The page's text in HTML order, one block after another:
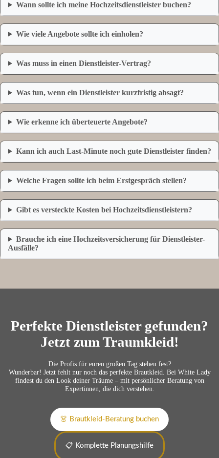
Wann sollte ich meine Hochzeitsdienstleister buchen?
Wie viele Angebote sollte ich einholen?
Was muss in einen Dienstleister-Vertrag?
Was tun, wenn ein Dienstleister kurzfristig absagt?
Wie erkenne ich überteuerte Angebote?
Kann ich auch Last-Minute noch gute Dienstleister finden?
Welche Fragen sollte ich beim Erstgespräch stellen?
Gibt es versteckte Kosten bei Hochzeitsdienstleistern?
Brauche ich eine Hochzeitsversicherung für Dienstleister-
Ausfälle?
Perfekte Dienstleister gefunden?
Jetzt zum Traumkleid!
Die Profis für euren großen Tag stehen fest?
Wunderbar! Jetzt fehlt nur noch das perfekte Brautkleid. Bei White Lady
findest du den Look deiner Träume – mit persönlicher Beratung von
Expertinnen, die dich verstehen.
👗 Brautkleid-Beratung buchen
📋 Komplette Planungshilfe